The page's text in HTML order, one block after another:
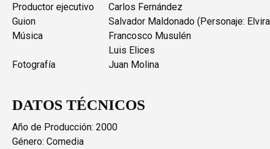
Productor ejecutivo
Carlos Fernández
Guion
Salvador Maldonado (Personaje:
Música
Francosco Musulén
Luis Elices
Fotografía
Juan Molina
DATOS TÉCNICOS
Año de Producción: 2000
Género: Comedia